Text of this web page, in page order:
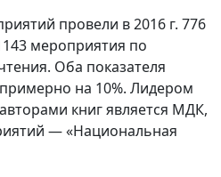
провели в 2016 г. 776
мероприятия по
Оба показателя
на 10%. Лидером
книг является МДК,
— «Национальная